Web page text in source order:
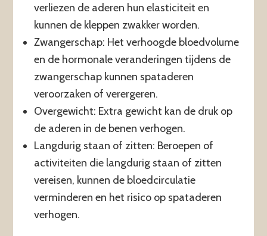
verliezen de aderen hun elasticiteit en
kunnen de kleppen zwakker worden.
Zwangerschap: Het verhoogde bloedvolume
en de hormonale veranderingen tijdens de
zwangerschap kunnen spataderen
veroorzaken of verergeren.
Overgewicht: Extra gewicht kan de druk op
de aderen in de benen verhogen.
Langdurig staan of zitten: Beroepen of
activiteiten die langdurig staan of zitten
vereisen, kunnen de bloedcirculatie
verminderen en het risico op spataderen
verhogen.